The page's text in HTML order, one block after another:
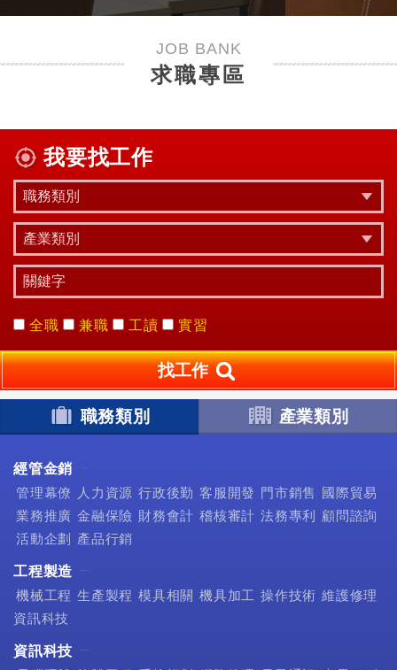
JOB BANK
求職專區
我要找工作
全職 兼職 工讀 實習
找工作
職務類別 產業類別
經管金銷
管理幕僚
人力資源 行政後勤 客服開發 門市銷售 國際貿易
業務推廣 金融保險 財務會計 稽核審計 法務專利
顧問諮詢
活動企劃
產品行銷
工程製造
機械工程 生產製程 模具相關 機具加工 操作技術 維護修理
資訊科技
資訊科技